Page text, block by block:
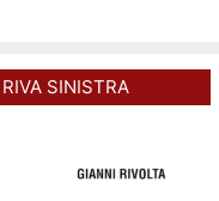
SINISTRA